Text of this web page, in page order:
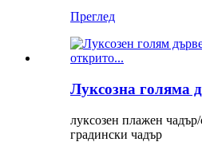
Преглед
Луксозна голяма
луксозен плажен
градински чадър